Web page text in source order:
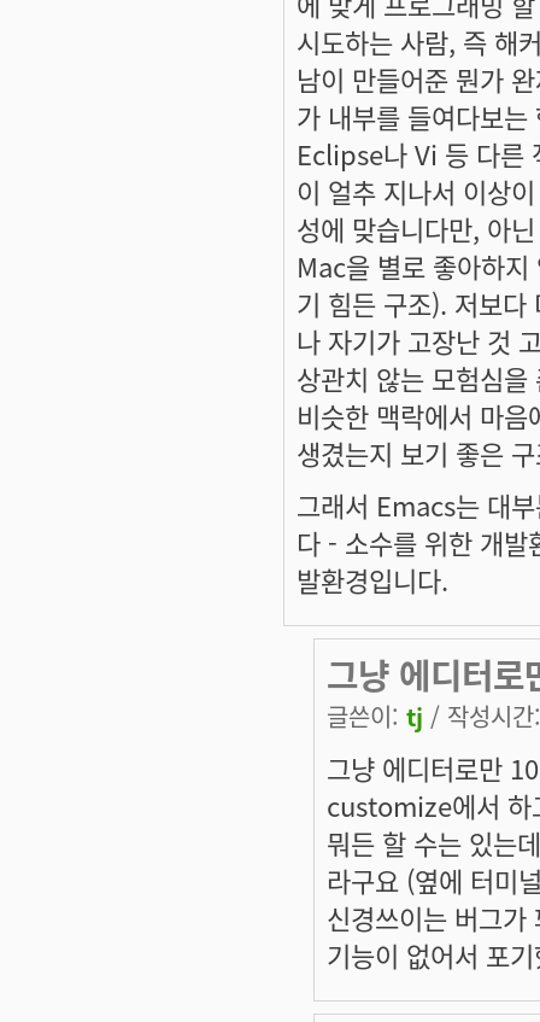
시도하는 사람, 즉 해
남이 만들어준 뭔가
가 내부를 들여다보
Eclipse나 Vi 등 다른
이 얼추 지나서 이상
성에 맞습니다만, 아
Mac을 별로 좋아하
기 힘든 구조). 저보다
나 자기가 고장난 것
상관치 않는 모험심
비슷한 맥락에서 마
생겼는지 보기 좋은
그래서 Emacs는 대
다 - 소수를 위한 개
발환경입니다.
그냥 에디터
글쓴이: tj / 작성시
그냥 에디터로만
customize에서 하
뭐든 할 수는 있는
라구요 (옆에 터미
신경쓰이는 버그
기능이 없어서 포